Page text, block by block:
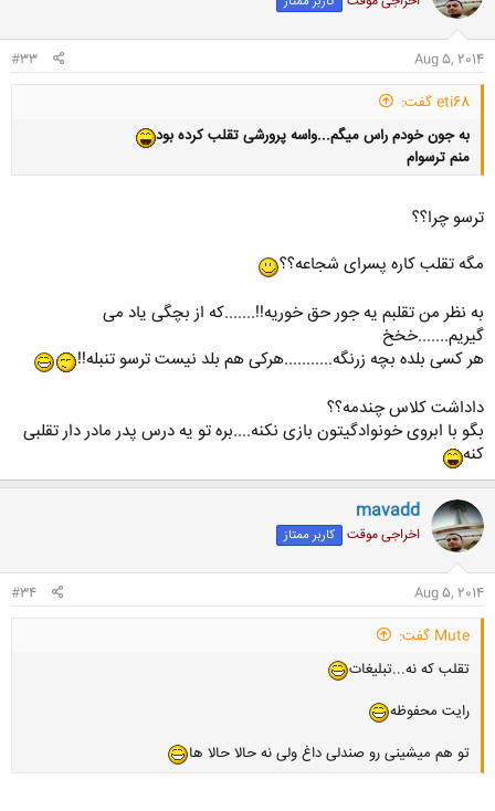
Aug 5, 2014
#33
eti68 گفت:
به جون خودم راس میگم...واسه پرورشی تقلب کرده بود
منم ترسوام
کلیک کنید تا باز شود...
ترسو چرا؟؟
مگه تقلب کاره پسرای شجاعه؟؟
به نظر من تقلبم یه جور حق خوریه!!.......که از بچگی یاد می
گیریم.......خخخ
هر کسی بلده بچه زرنگه...........هرکی هم بلد نیست ترسو تنبله!!
داداشت کلاس چندمه؟؟
بگو با ابروی خونوادگیتون بازی نکنه....بره تو یه درس پدر مادر دار تقلبی
کنه
mavadd
اخراجی موقت کاربر ممتاز
Aug 5, 2014
#34
Mute گفت:
تقلب که نه...تبلیغات
رایت محفوظه
تو هم میشینی رو صندلی داغ ولی نه حالا حالا ها